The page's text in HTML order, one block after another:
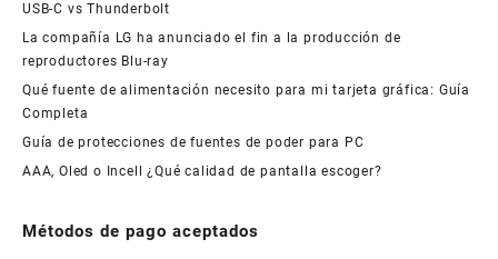
USB-C vs Thunderbolt
La compañía LG ha anunciado el fin a la producción de
reproductores Blu-ray
Qué fuente de alimentación necesito para mi tarjeta gráfica: Guía
Completa
Guía de protecciones de fuentes de poder para PC
AAA, Oled o Incell ¿Qué calidad de pantalla escoger?
Métodos de pago aceptados